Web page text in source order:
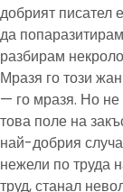
добрият писател
да
разбирам
Мразя го този
— го мразя. Но не
това поле на
най-добрия
нежели по труда
труд, станал